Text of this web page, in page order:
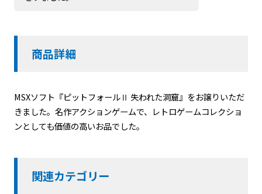
商品詳細
MSXソフト『ピットフォールⅡ 失われた洞窟』をお譲りいただ
きました。名作アクションゲームで、レトロゲームコレクショ
ンとしても価値の高いお品でした。
関連カテゴリー